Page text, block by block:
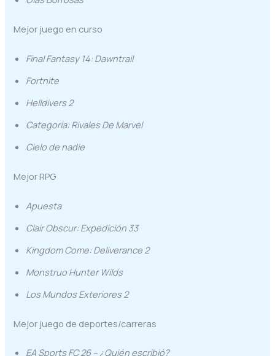
Mejor juego en curso
Final Fantasy 14: Dawntrail
Fortnite
Helldivers 2
Categoría: Rivales De Marvel
Cielo de nadie
Mejor RPG
Apuesta
Clair Obscur: Expedición 33
Kingdom Come: Deliverance 2
Monstruo Hunter Wilds
Los Mundos Exteriores 2
Mejor juego de deportes/carreras
EA Sports FC 26 – ¿Quién escribió?